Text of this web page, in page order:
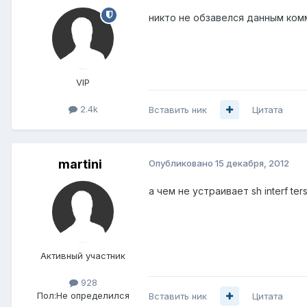
VIP
2.4k
никто не обзавелся данным
Вставить ник Цитата
martini
Активный участник
928
Пол:Не определился
Опубликовано 15 декабря, 2012
а чем не устраивает sh interf
Вставить ник Цитата